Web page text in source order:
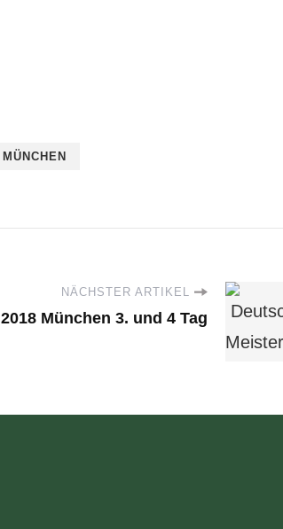
MÜNCHEN
NÄCHSTER ARTIKEL
München 3. und 4 Tag